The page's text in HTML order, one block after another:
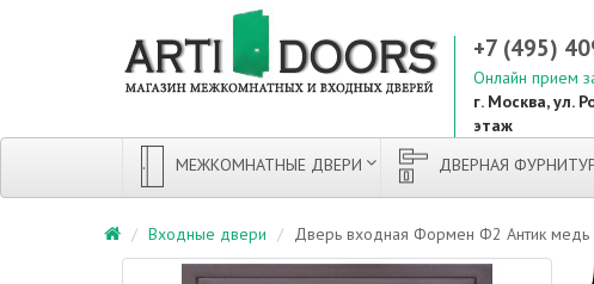
+7 (495)
Онлайн прием
г. Москва, ул.
этаж
МЕЖКОМНАТНЫЕ ДВЕРИ ДВЕРНАЯ
Входные двери Дверь входная Формен Ф2 Антик медь